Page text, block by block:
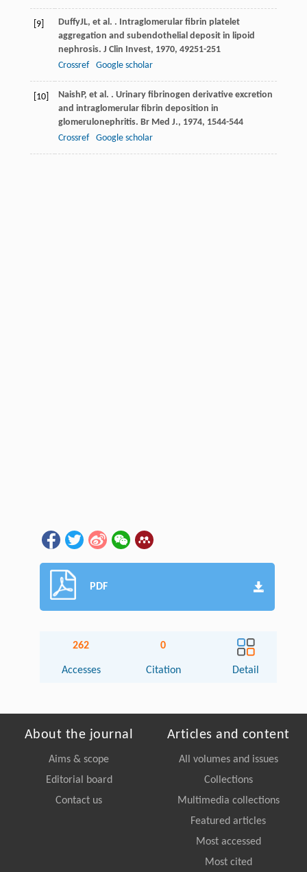
[9] DuffyJL, et al. . Intraglomerular fibrin platelet
aggregation and subendothelial deposit in lipoid
nephrosis. J Clin Invest, 1970, 49251-251
Crossref
Google scholar
[10] NaishP, et al. . Urinary fibrinogen derivative excretion
and intraglomerular fibrin deposition in
glomerulonephritis. Br Med J., 1974, 1544-544
Crossref
Google scholar
PDF
262
Accesses
0
Citation Detail
About the journal
Aims & scope
Editorial board
Contact us
Articles and content
All volumes and issues
Collections
Multimedia collections
Featured articles
Most accessed
Most cited